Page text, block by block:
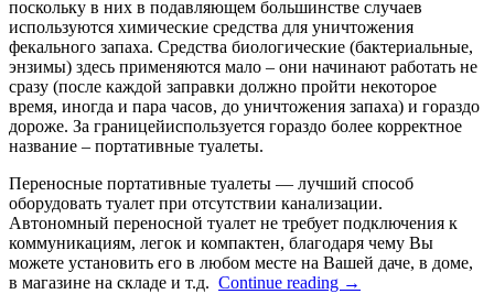
поскольку в них в подавляющем большинстве случаев
используются химические средства для уничтожения
фекального запаха. Средства биологические (бактериальные,
энзимы) здесь применяются мало – они начинают работать не
сразу (после каждой заправки должно пройти некоторое
время, иногда и пара часов, до уничтожения запаха) и гораздо
дороже. За границейиспользуется гораздо более корректное
название – портативные туалеты.
Переносные портативные туалеты — лучший способ
оборудовать туалет при отсутствии канализации.
Автономный переносной туалет не требует подключения к
коммуникациям, легок и компактен, благодаря чему Вы
можете установить его в любом месте на Вашей даче, в доме,
в магазине на складе и т.д. Continue reading →